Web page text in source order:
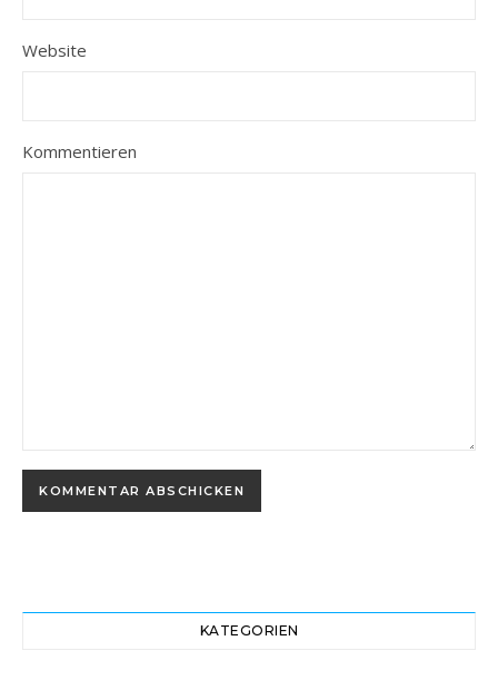
Website
Kommentieren
KATEGORIEN